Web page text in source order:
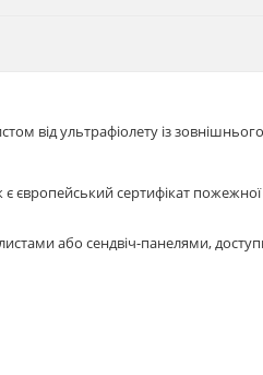
від ультрафіолету із
є європейський сертифікат
або сендвіч-панелями,